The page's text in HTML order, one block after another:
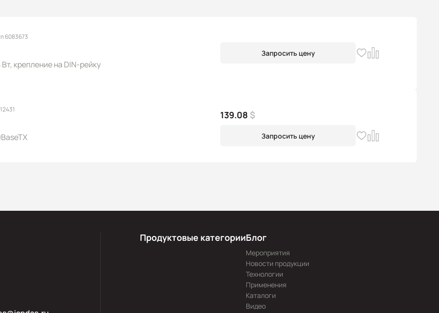
6083673
крепление на DIN-рейку
Запросить цену
139.08 $
Запросить цену
Продуктовые категорииБлог
Мероприятия
Новости продукции
Технологии
Применения
Каталоги
Видео